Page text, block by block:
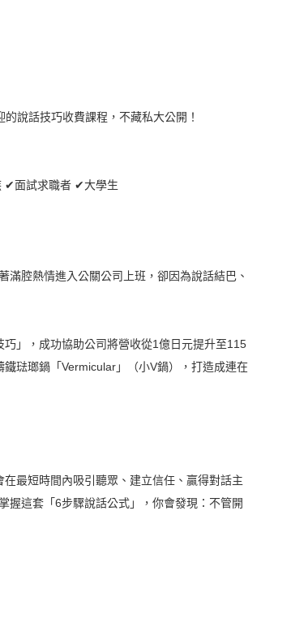
說話技巧收費課程，不藏私大公開！
✔面試求職者 ✔大學生
腔熱情進入公關公司上班，卻因為說話結巴、
」，成功協助公司將營收從1億日元提升至115
琺瑯鍋「Vermicular」（小V鍋），打造成連在
最短時間內吸引聽眾、建立信任、贏得對話主
握這套「6步驟說話公式」，你會發現：不管開